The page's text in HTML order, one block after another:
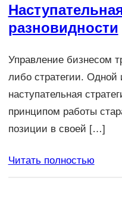
разновидности
Управление бизнесом
либо стратегии. Одной
наступательная
принципом работы
позиции в своей […]
Читать полностью